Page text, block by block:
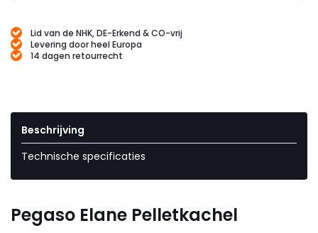
Lid van de NHK, DE-Erkend & CO-vrij
Levering door heel Europa
14 dagen retourrecht
Beschrijving
Technische specificaties
Pegaso Elane Pelletkachel